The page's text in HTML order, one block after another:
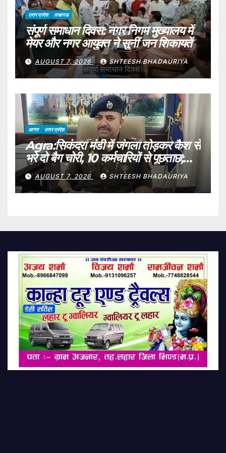
उत्तर प्रदेश लखनऊ
संपूर्ण समाधान दिवस: नगर निगम मुख्यालय में
मेयर और नगर आयुक्त ने सुनीं जन शिकायतें
AUGUST 7, 2026 SHTEESH BHADAURIYA
आगरा उत्तर प्रदेश
Agra:सिकंदरा मंडी में जंगला तोड़कर कैश से
भरे दो बैग चोरी, 10 कर्मचारियों से पूछताछ;
फिर भी पुलिस खाली हाथ – One Crore
Stolen From Agra Fruit
Trader’s Shop, Police Question
AUGUST 7, 2026 SHTEESH BHADAURIYA